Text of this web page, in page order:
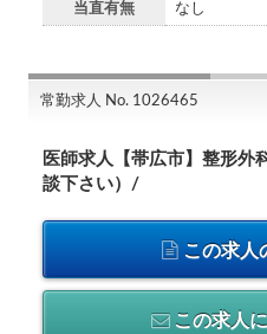
当直有無 なし
常勤求人 No. 1026465
医師求人【帯広市】整形外
談下さい）/
この求人
この求人